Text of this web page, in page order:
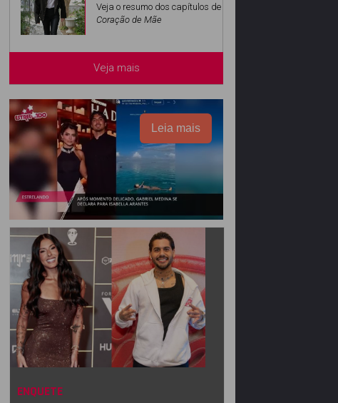
Veja o resumo dos capítulos de
Coração de Mãe
Veja mais
Leia mais
ENQUETE